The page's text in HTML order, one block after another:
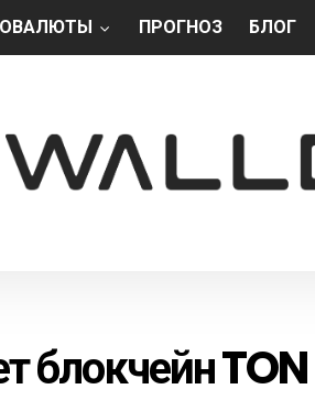
ПРОГНОЗ БЛОГ
блокчейн TON